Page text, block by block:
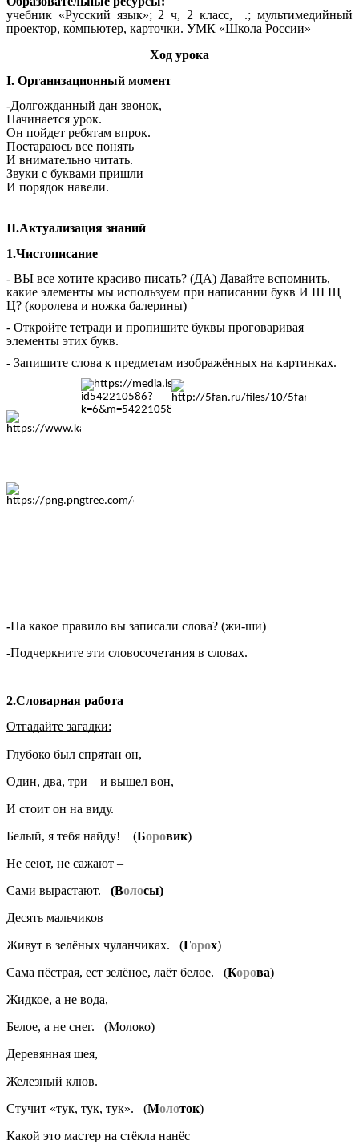
учебник «Русский язык»; 2 ч, 2 класс, .; мультимедийный
проектор, компьютер, карточки. УМК «Школа России»
Ход урока
I. Организационный момент
-Долгожданный дан звонок,
Начинается урок.
Он пойдет ребятам впрок.
Постараюсь все понять
И внимательно читать.
Звуки с буквами пришли
И порядок навели.
II.Актуализация знаний
1.Чистописание
- ВЫ все хотите красиво писать? (ДА) Давайте вспомнить,
какие элементы мы используем при написании букв И Ш Щ
Ц? (королева и ножка балерины)
- Откройте тетради и пропишите буквы проговаривая
элементы этих букв.
- Запишите слова к предметам изображённых на картинках.
-На какое правило вы записали слова? (жи-ши)
-Подчеркните эти словосочетания в словах.
2.Словарная работа
Отгадайте загадки:
Глубоко был спрятан он,
Один, два, три – и вышел вон,
И стоит он на виду.
Белый, я тебя найду! (Боровик)
Не сеют, не сажают –
Сами вырастают. (Волосы)
Десять мальчиков
Живут в зелёных чуланчиках. (Горох)
Сама пёстрая, ест зелёное, лаёт белое. (Корова)
Жидкое, а не вода,
Белое, а не снег. (Молоко)
Деревянная шея,
Железный клюв.
Стучит «тук, тук, тук». (Молоток)
Какой это мастер на стёкла нанёс